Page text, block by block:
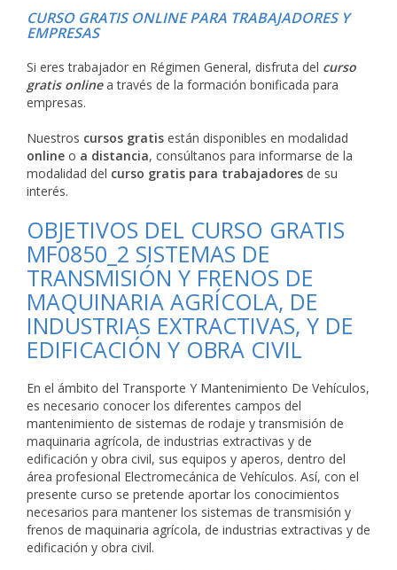
CURSO GRATIS ONLINE PARA TRABAJADORES Y
EMPRESAS
Si eres trabajador en Régimen General, disfruta del curso
gratis onlinea través de la formación bonificada para
empresas.
Nuestros cursos gratis están disponibles en modalidad
online o a distancia, consúltanos para informarse de la
modalidad del curso gratis para trabajadores de su
interés.
OBJETIVOS DEL CURSO GRATIS
MF0850_2 SISTEMAS DE
TRANSMISIÓN Y FRENOS DE
MAQUINARIA AGRÍCOLA, DE
INDUSTRIAS EXTRACTIVAS, Y DE
EDIFICACIÓN Y OBRA CIVIL
En el ámbito del Transporte Y Mantenimiento De Vehículos,
es necesario conocer los diferentes campos del
mantenimiento de sistemas de rodaje y transmisión de
maquinaria agrícola, de industrias extractivas y de
edificación y obra civil, sus equipos y aperos, dentro del
área profesional Electromecánica de Vehículos. Así, con el
presente curso se pretende aportar los conocimientos
necesarios para mantener los sistemas de transmisión y
frenos de maquinaria agrícola, de industrias extractivas y de
edificación y obra civil.